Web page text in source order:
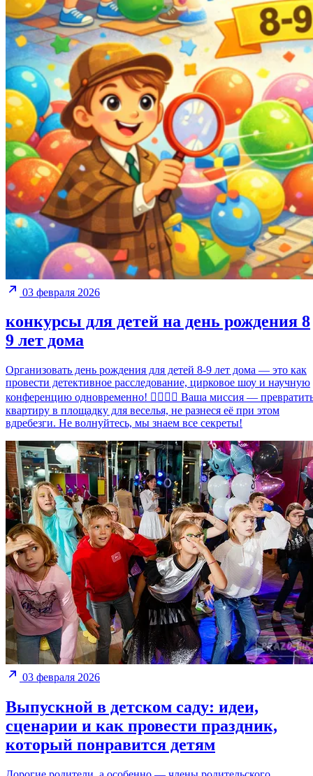
03 февраля 2026
конкурсы для детей на день рождения 8
9 лет дома
Организовать день рождения для детей 8-9 лет дома — это как
провести детективное расследование, цирковое шоу и научную
конференцию одновременно! 🕵️‍♂️🎪🔬 Ваша миссия —
квартиру в площадку для веселья, не разнеся её при этом
вдребезги. Не волнуйтесь, мы знаем все секреты!
03 февраля 2026
Выпускной в детском саду: идеи,
сценарии и как провести праздник,
который понравится детям